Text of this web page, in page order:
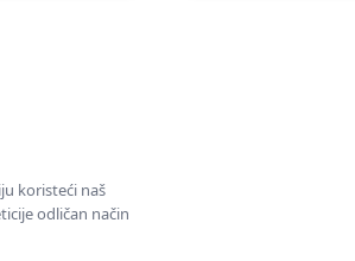
koristeći naš
odličan način